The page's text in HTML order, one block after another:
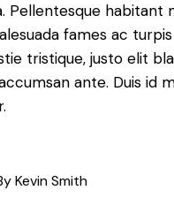
Pellentesque habitant
fames ac
tristique, justo elit
ante. Duis id
Kevin Smith